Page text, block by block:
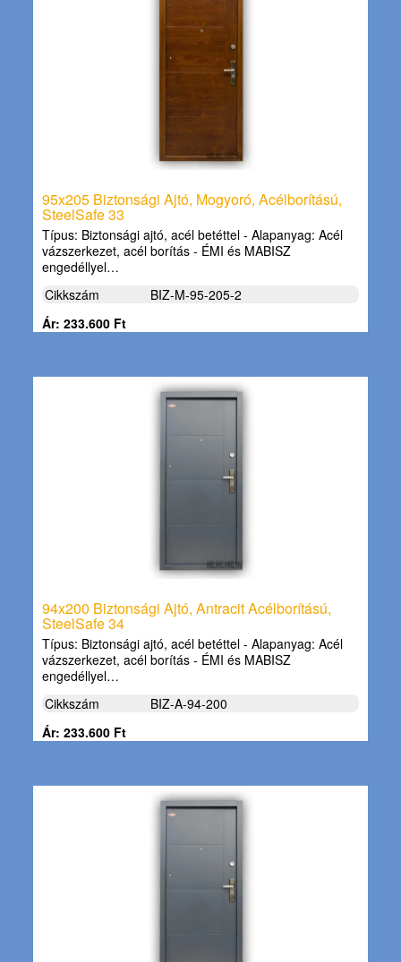
95x205 Biztonsági Ajtó, Mogyoró, Acélborítású,
SteelSafe 33
Típus: Biztonsági ajtó, acél betéttel - Alapanyag: Acél
vázszerkezet, acél borítás - ÉMI és MABISZ
engedéllyel…
Cikkszám
BIZ-M-95-205-2
Ár: 233.600 Ft
94x200 Biztonsági Ajtó, Antracit Acélborítású,
SteelSafe 34
Típus: Biztonsági ajtó, acél betéttel - Alapanyag: Acél
vázszerkezet, acél borítás - ÉMI és MABISZ
engedéllyel…
Cikkszám
BIZ-A-94-200
Ár: 233.600 Ft